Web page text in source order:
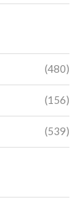
(480)
(156)
(539)